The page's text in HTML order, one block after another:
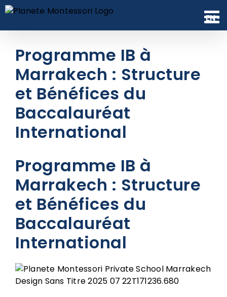
Skip
content
EN
Programme IB à
Marrakech : Structure
et Bénéfices du
Baccalauréat
International
Programme IB à
Marrakech : Structure
et Bénéfices du
Baccalauréat
International